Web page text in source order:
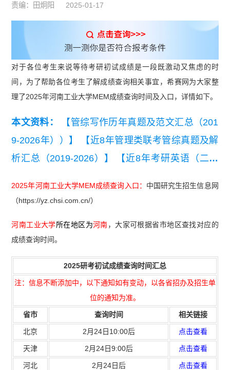
责编：田炯阳 2025-01-17
对于各位考生来说等待考研初试成绩是一段既激动又焦虑的时
间，为了帮助各位考生了解成绩查询相关事宜，希赛网为大家整
理了2025年河南工业大学MEM成绩查询时间及入口，详情如下。
本文资料：
【管综写作历年真题及范文汇总（201
9-2026年））】
【近8年管理类联考管综真题及解
析汇总（2019-2026）】
【近8年考研英语（二）
类联考综合能力真题及答案【完整版】】
2025年河南工业大学MEM成绩查询入口： 中国研究生招生信息网
（https://yz.chsi.com.cn/）
河南工业大学所在地区为河南，大家可根据省市地区查找对应的
成绩查询时间。
2025研考初试成绩查询时间汇总
注：信息不断添加中，以下通知如有变动，以各省招办及招生单
位的通知为准。
省市 查询时间 相关链接
北京 2月24日10:00后 点击查看
天津 2月24日9:00后 点击查看
河北 2月24日后 点击查看